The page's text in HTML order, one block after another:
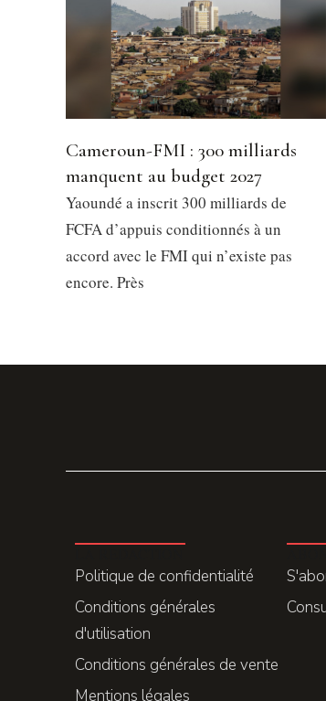
Cameroun-FMI : 300 milliards
manquent au budget 2027
Yaoundé a inscrit 300 milliards de
FCFA d’appuis conditionnés à un
accord avec le FMI qui n’existe pas
encore. Près
Politique de confidentialité
Conditions générales
d'utilisation
Conditions générales de vente
Mentions légales